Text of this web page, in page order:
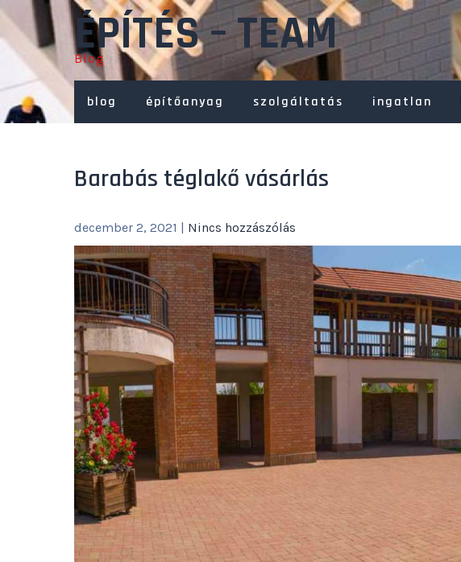
Skip
content
ÉPÍTÉS – TEAM
Blog
blog építőanyag szolgáltatás ingatlan
Barabás téglakő vásárlás
december 2, 2021 | Nincs hozzászólás